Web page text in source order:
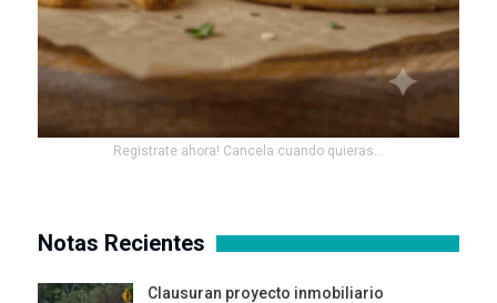
Registrate ahora! Cancela cuando quieras...
Notas Recientes
Clausuran proyecto inmobiliario